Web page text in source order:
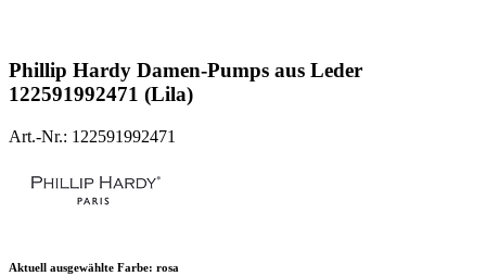
Phillip Hardy Damen-Pumps aus Leder
122591992471 (Lila)
Art.-Nr.: 122591992471
Aktuell ausgewählte Farbe: rosa